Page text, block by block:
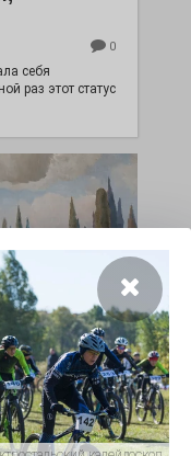
0
себя
раз этот статус
на
0